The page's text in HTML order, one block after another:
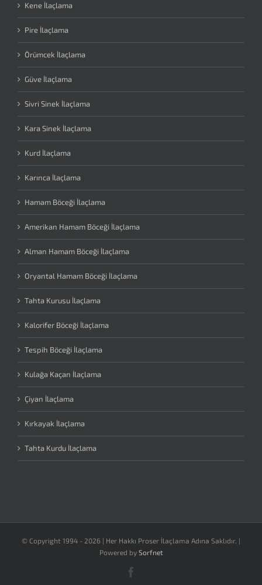
Kene İlaçlama
Pire İlaçlama
Örümcek İlaçlama
Güve İlaçlama
Sivri Sinek İlaçlama
Kara Sinek İlaçlama
Kurd İlaçlama
Karınca İlaçlama
Hamam Böceği İlaçlama
Amerikan Hamam Böceği İlaçlama
Alman Hamam Böceği İlaçlama
Oryantal Hamam Böceği İlaçlama
Tahta Kurusu İlaçlama
Kalorifer Böceği İlaçlama
Tespih Böceği İlaçlama
Kulağa Kaçan İlaçlama
Çiyan İlaçlama
Kırkayak İlaçlama
Tahta Kurdu İlaçlama
© Copyright 1994 - 2026 | Her Hakkı Proser İlaçlama Adına Saklıdır. |
Powered by Sorfnet